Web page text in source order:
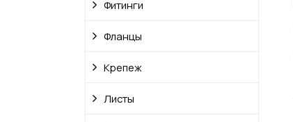
Фитинги
Фланцы
Крепеж
Листы